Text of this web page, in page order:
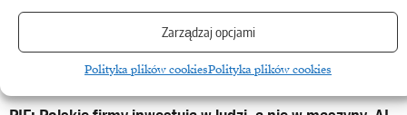
Zarządzaj opcjami
Polityka plików cookiesPolityka plików cookies